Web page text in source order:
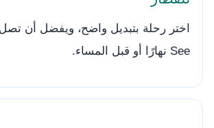
See نهارًا أو قبل المساء.